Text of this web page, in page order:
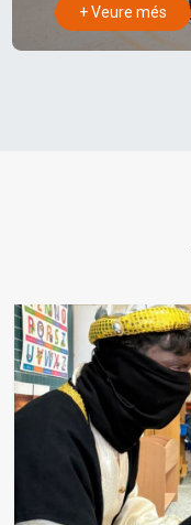
+ Veure més